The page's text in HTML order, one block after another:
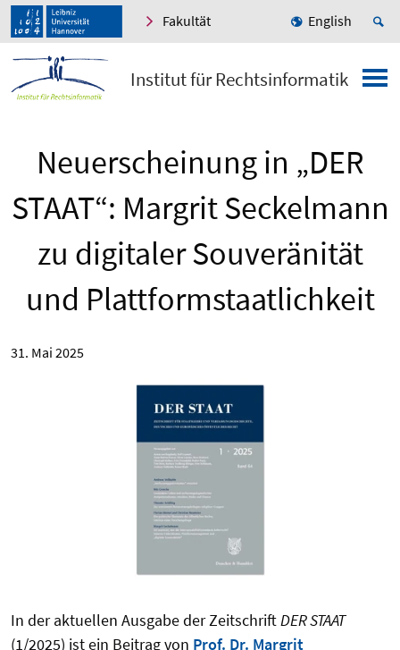
Fakultät English
Institut für Rechtsinformatik
Neuerscheinung in „DER
STAAT“: Margrit Seckelmann
zu digitaler Souveränität
und Plattformstaatlichkeit
31. Mai 2025
In der aktuellen Ausgabe der ZeitschriftDER STAAT
(1/2025) ist ein Beitrag von Prof. Dr. Margrit